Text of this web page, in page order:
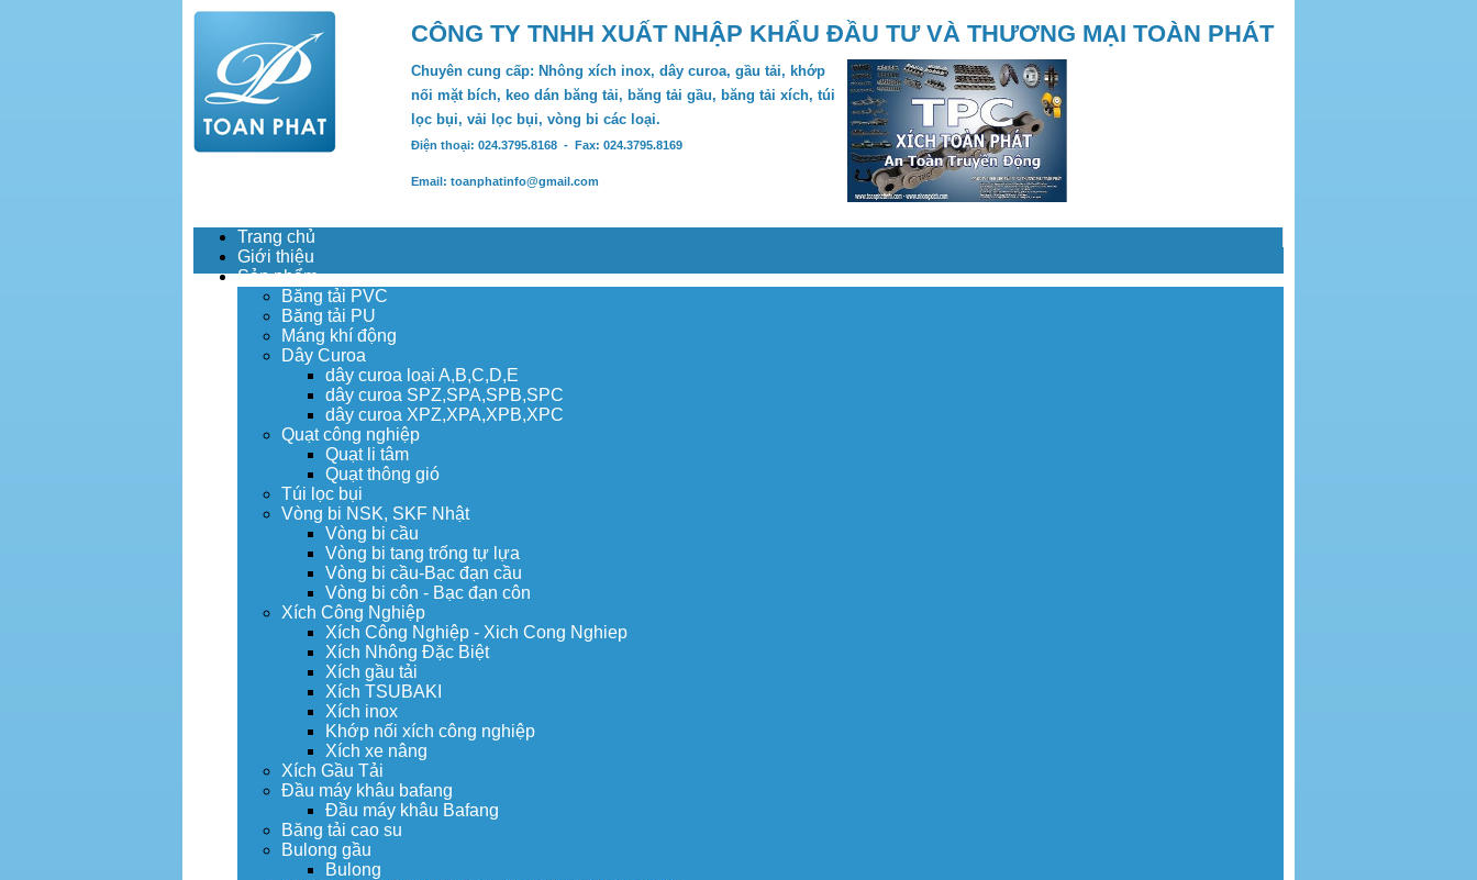
CÔNG TY TNHH XUẤT NHẬP KHẨU ĐẦU TƯ VÀ THƯƠNG MẠI TOÀN PHÁT
Chuyên cung cấp: Nhông xích inox, dây curoa, gầu tải, khớp
nối mặt bích, keo dán băng tải, băng tải gầu, băng tải xích, túi
lọc bụi, vải lọc bụi, vòng bi các loại.
Điện thoại: 024.3795.8168 - Fax: 024.3795.8169
Email: toanphatinfo@gmail.com
Trang chủ
Giới thiệu
Sản phẩm
Băng tải PVC
Băng tải PU
Máng khí động
Dây Curoa
dây curoa loại A,B,C,D,E
dây curoa SPZ,SPA,SPB,SPC
dây curoa XPZ,XPA,XPB,XPC
Quạt công nghiệp
Quạt li tâm
Quạt thông gió
Túi lọc bụi
Vòng bi NSK, SKF Nhật
Vòng bi cầu
Vòng bi tang trống tự lựa
Vòng bi cầu-Bạc đạn cầu
Vòng bi côn - Bạc đạn côn
Xích Công Nghiệp
Xích Công Nghiệp - Xich Cong Nghiep
Xích Nhông Đặc Biệt
Xích gầu tải
Xích TSUBAKI
Xích inox
Khớp nối xích công nghiệp
Xích xe nâng
Xích Gầu Tải
Đầu máy khâu bafang
Đầu máy khâu Bafang
Băng tải cao su
Bulong gầu
Bulong